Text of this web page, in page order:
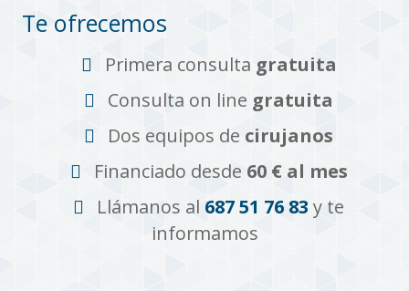
Te ofrecemos
Primera consulta gratuita
Consulta on line gratuita
Dos equipos de cirujanos
Financiado desde 60 € al mes
Llámanos al 687 51 76 83 y te
informamos